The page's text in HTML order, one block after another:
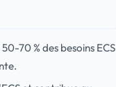
70 % des besoins ECS